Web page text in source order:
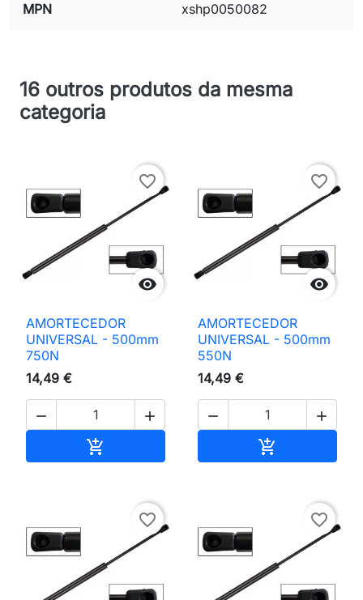
MPN xshp0050082
16 outros produtos da mesma
categoria

favorite_border
AMORTECEDOR
UNIVERSAL - 500mm
750N
14,49 €
 


favorite_border
AMORTECEDOR
UNIVERSAL - 500mm
550N
14,49 €
 

favorite_border favorite_border